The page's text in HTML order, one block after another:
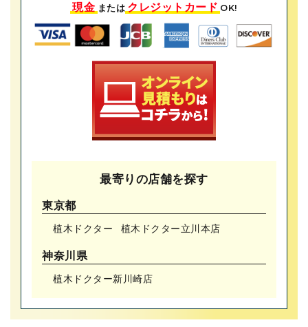
現金 または クレジットカード OK!
最寄りの店舗を探す
東京都
植木ドクター 植木ドクター⽴川本店
神奈川県
植木ドクター新川崎店